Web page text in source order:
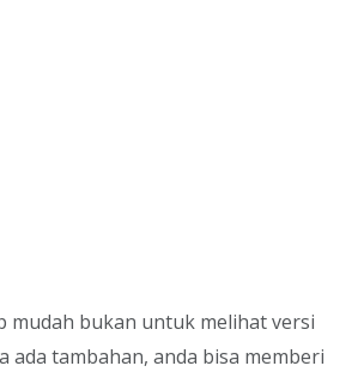
mudah bukan untuk melihat versi
ada tambahan, anda bisa memberi